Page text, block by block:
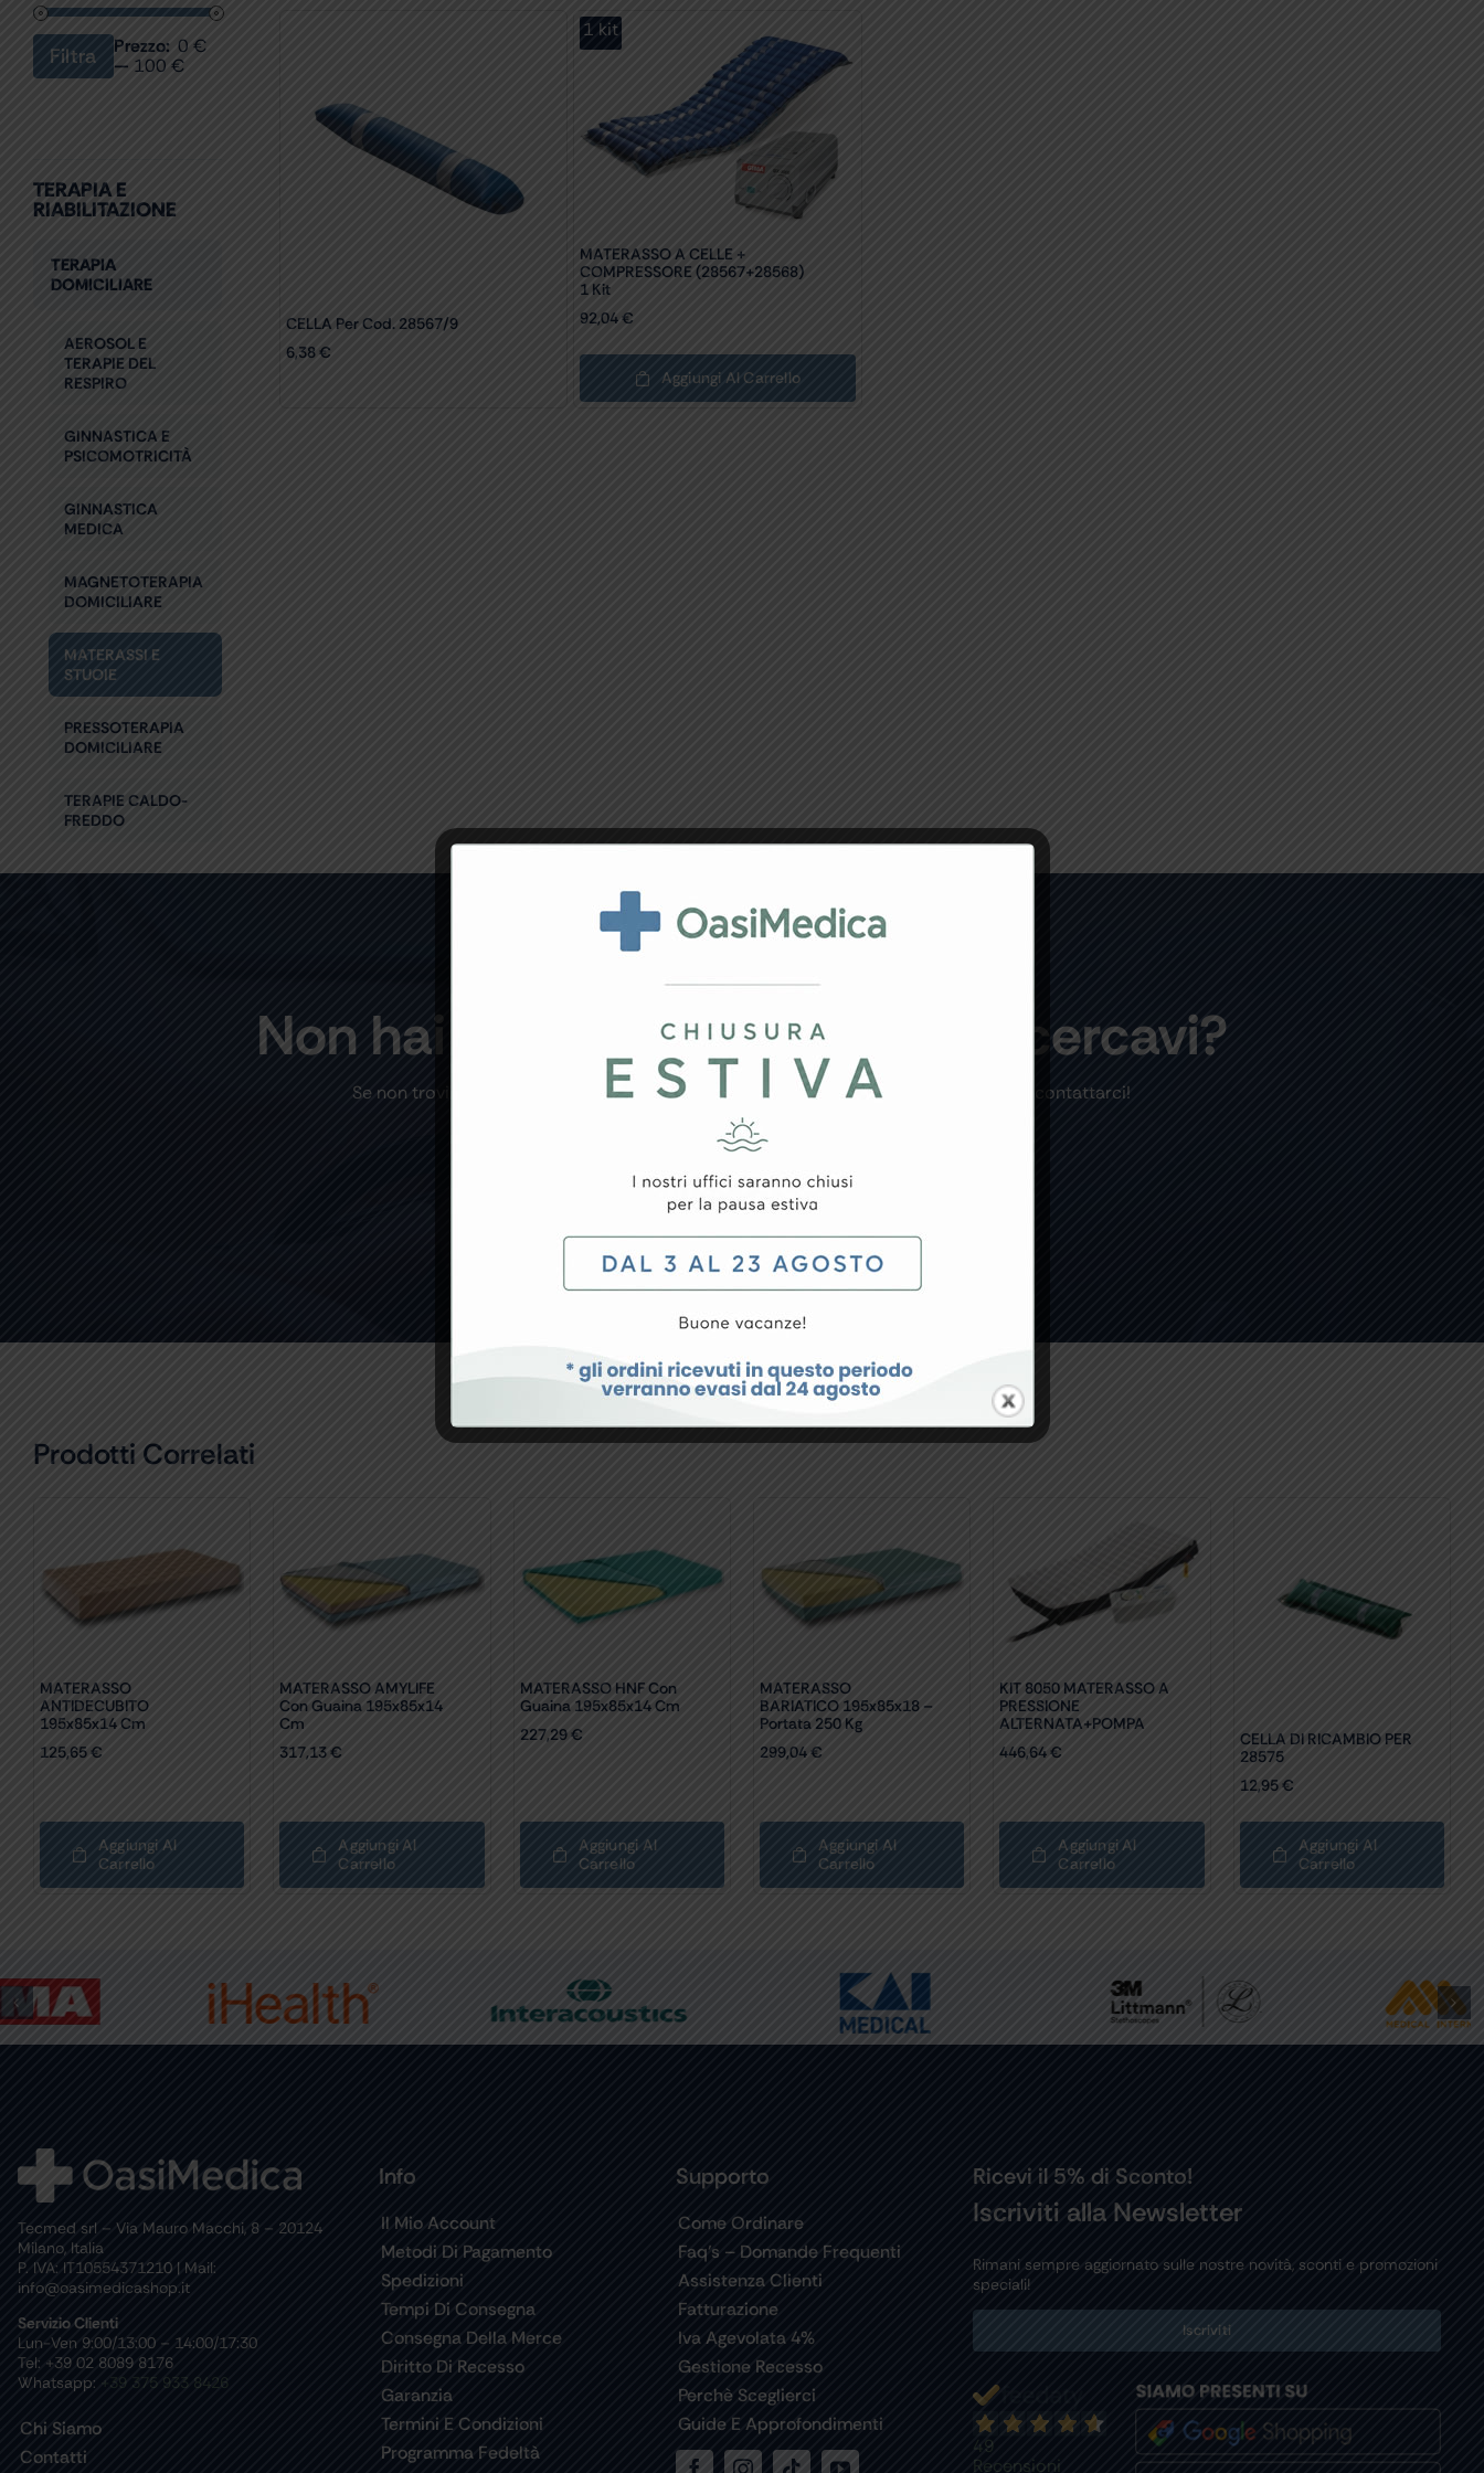
Prezzo
Min
Prezzo
Max
Filtra Prezzo: 0 €
— 100 €
TERAPIA E
RIABILITAZIONE
TERAPIA
DOMICILIARE
AEROSOL E
TERAPIE DEL
RESPIRO
GINNASTICA E
PSICOMOTRICITÀ
GINNASTICA
MEDICA
MAGNETOTERAPIA
DOMICILIARE
MATERASSI E
STUOIE
PRESSOTERAPIA
DOMICILIARE
TERAPIE CALDO-
FREDDO
CELLA Per Cod. 28567/9
6,38€
1 kit
MATERASSO A CELLE +
COMPRESSORE (28567+28568)
1 Kit
92,04 €
Aggiungi Al Carrello
Non hai trovato il prodotto che cercavi?
Se non trovi un prodotto specifico o hai qualche richiesta particolare, non esitare a contattarci!
CONTATTACI
Prodotti Correlati
MATERASSO
ANTIDECUBITO
195x85x14 Cm
125,65€
Aggiungi Al
Carrello
MATERASSO AMYLIFE
Con Guaina 195x85x14
Cm
317,13€
Aggiungi Al
Carrello
MATERASSO HNF Con
Guaina 195x85x14 Cm
227,29€
Aggiungi Al
Carrello
MATERASSO
BARIATICO 195x85x18 –
Portata 250 Kg
299,04 €
Aggiungi Al
Carrello
KIT 8050 MATERASSO A
PRESSIONE
ALTERNATA+POMPA
446,64€
Aggiungi Al
Carrello
CELLA DI RICAMBIO PER
28575
12,95€
Aggiungi Al
Carrello
Tecmed srl – Via Mauro Macchi, 8 – 20124
Milano, Italia
P. IVA: IT10554371210 | Mail:
info@oasimedicashop.it
Servizio Clienti
Lun-Ven 9:00/13:00 – 14:00/17:30
Tel: +39 02 8089 8176
Whatsapp: +39 375 933 8426
Chi Siamo
Contatti
Info
Il Mio Account
Metodi Di Pagamento
Spedizioni
Tempi Di Consegna
Consegna Della Merce
Diritto Di Recesso
Garanzia
Termini E Condizioni
Programma Fedeltà
Supporto
Come Ordinare
Faq’s – Domande Frequenti
Assistenza Clienti
Fatturazione
Iva Agevolata 4%
Gestione Recesso
Perchè Sceglierci
Guide E Approfondimenti
Ricevi il 5% di Sconto!
Iscriviti alla Newsletter
Rimani sempre aggiornato sulle nostre novità, sconti e promozioni
speciali!
Iscriviti
49
Recensioni